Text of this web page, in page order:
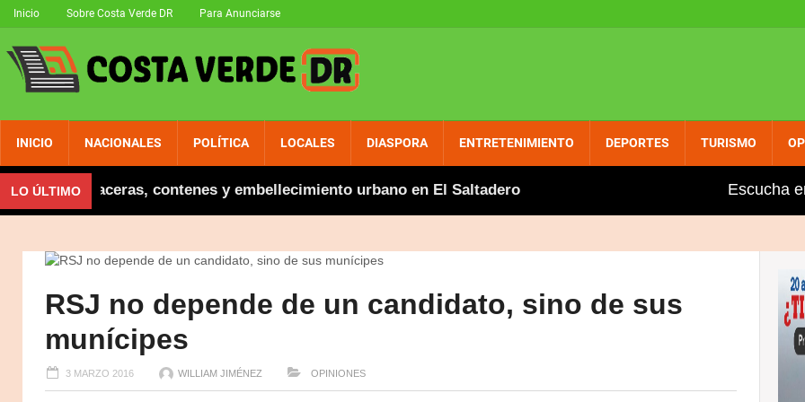
Inicio Sobre Costa Verde DR Para Anunciarse
INICIO NACIONALES POLÍTICA LOCALES DIASPORA ENTRETENIMIENTO DEPORTES TURISMO
LO ÚLTIMOaceras, contenes y embellecimiento urbano en El Saltadero Gobierno aumenta entre dos y tres
Escucha
RSJ no depende de un candidato, sino de sus
munícipes
3 MARZO 2016 WILLIAM JIMÉNEZ OPINIONES